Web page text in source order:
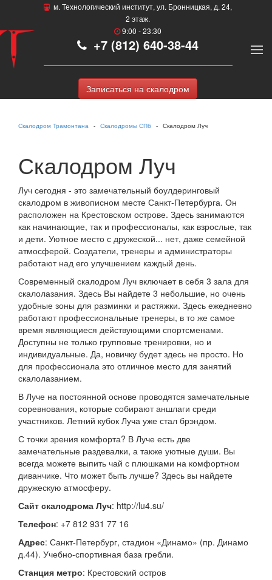
м. Технологический институт, ул. Бронницкая, д. 24,
2 этаж.
9:00 - 23:30
+7 (812) 640-38-44
Записаться на скалодром
Скалодром Трамонтана Скалодромы СПб Скалодром Луч
Скалодром Луч
Луч сегодня - это замечательный боулдеринговый
скалодром в живописном месте Санкт-Петербурга. Он
расположен на Крестовском острове. Здесь занимаются
как начинающие, так и профессионалы, как взрослые, так
и дети. Уютное место с дружеской... нет, даже семейной
атмосферой. Создатели, тренеры и администраторы
работают над его улучшением каждый день.
Современный скалодром Луч включает в себя 3 зала для
скалолазания. Здесь Вы найдете 3 небольшие, но очень
удобные зоны для разминки и растяжки. Здесь ежедневно
работают профессиональные тренеры, в то же самое
время являющиеся действующими спортсменами.
Доступны не только групповые тренировки, но и
индивидуальные. Да, новичку будет здесь не просто. Но
для профессионала это отличное место для занятий
скалолазанием.
В Луче на постоянной основе проводятся замечательные
соревнования, которые собирают аншлаги среди
участников. Летний кубок Луча уже стал брэндом.
С точки зрения комфорта? В Луче есть две
замечательные раздевалки, а также уютные души. Вы
всегда можете выпить чай с плюшками на комфортном
диванчике. Что может быть лучше? Здесь вы найдете
дружескую атмосферу.
Сайт скалодрома Луч: http://lu4.su/
Телефон: +7 812 931 77 16
Адрес: Санкт-Петербург, стадион «Динамо» (пр. Динамо
д.44). Учебно-спортивная база гребли.
Станция метро: Крестовский остров